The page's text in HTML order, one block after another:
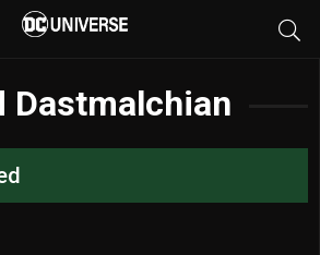
Dastmalchian